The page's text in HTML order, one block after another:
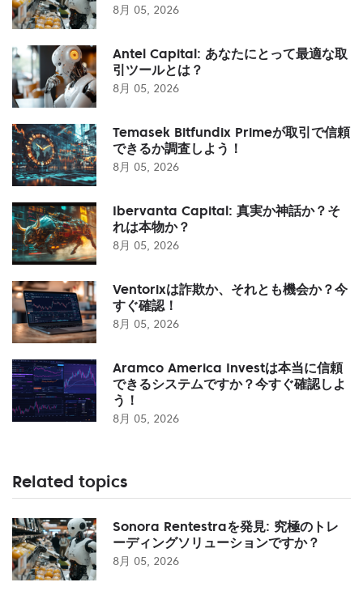
8月 05, 2026
Antel Capital: あなたにとって最適な取
引ツールとは？
8月 05, 2026
Temasek Bitfundix Primeが取引で信頼
できるか調査しよう！
8月 05, 2026
Ibervanta Capital: 真実か神話か？そ
れは本物か？
8月 05, 2026
Ventorixは詐欺か、それとも機会か？今
すぐ確認！
8月 05, 2026
Aramco America Investは本当に信頼
できるシステムですか？今すぐ確認しよ
う！
8月 05, 2026
Related topics
Sonora Rentestraを発見: 究極のトレ
ーディングソリューションですか？
8月 05, 2026